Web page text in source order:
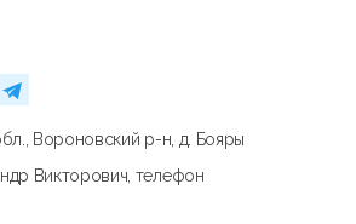
Вороновский р-н, д. Бояры
Викторович, телефон